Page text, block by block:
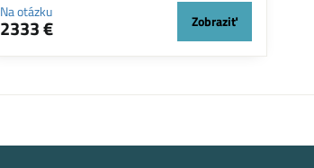
Na otázku
2333 € Zobraziť